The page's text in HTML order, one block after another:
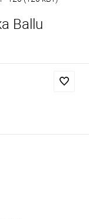
Ballu